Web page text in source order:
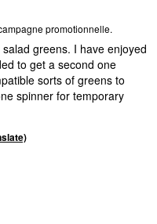
promotionnelle.
greens. I have enjoyed
to get a second one
sorts of greens to
spinner for temporary